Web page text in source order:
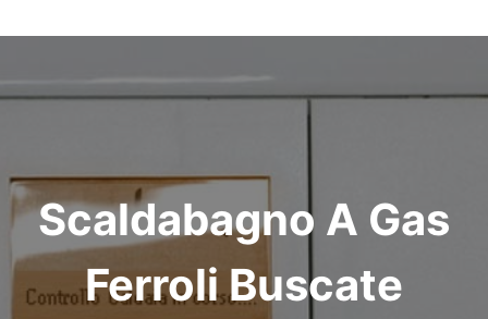
Scaldabagno A Gas
Ferroli Buscate